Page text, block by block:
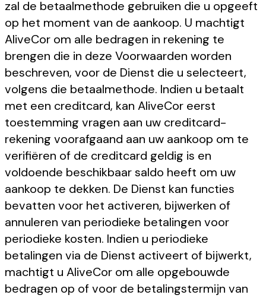
zal de betaalmethode gebruiken die u opgeeft
op het moment van de aankoop. U machtigt
AliveCor om alle bedragen in rekening te
brengen die in deze Voorwaarden worden
beschreven, voor de Dienst die u selecteert,
volgens die betaalmethode. Indien u betaalt
met een creditcard, kan AliveCor eerst
toestemming vragen aan uw creditcard-
rekening voorafgaand aan uw aankoop om te
verifiëren of de creditcard geldig is en
voldoende beschikbaar saldo heeft om uw
aankoop te dekken. De Dienst kan functies
bevatten voor het activeren, bijwerken of
annuleren van periodieke betalingen voor
periodieke kosten. Indien u periodieke
betalingen via de Dienst activeert of bijwerkt,
machtigt u AliveCor om alle opgebouwde
bedragen op of voor de betalingstermijn van